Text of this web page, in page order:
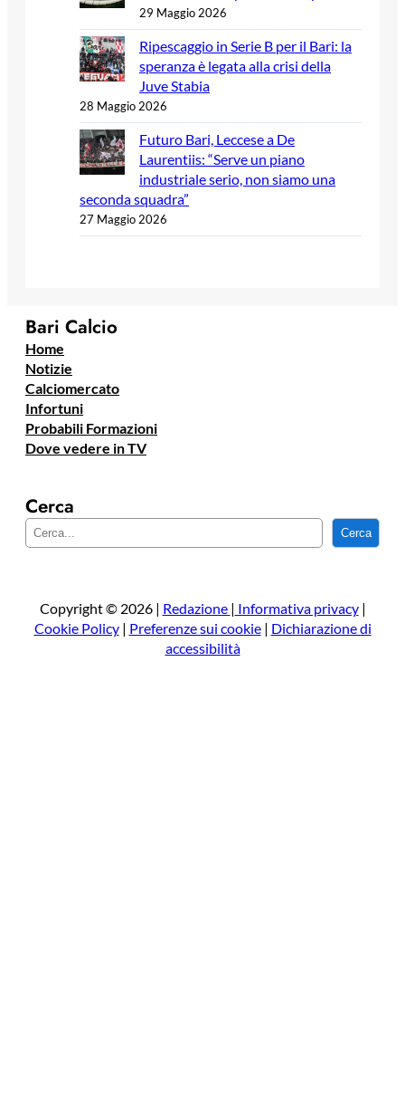
29 Maggio 2026
Ripescaggio in Serie B per il Bari: la
speranza è legata alla crisi della
Juve Stabia
28 Maggio 2026
Futuro Bari, Leccese a De
Laurentiis: “Serve un piano
industriale serio, non siamo una
seconda squadra”
27 Maggio 2026
Bari Calcio
Home
Notizie
Calciomercato
Infortuni
Probabili Formazioni
Dove vedere in TV
Cerca
e
a
Cerca
Copyright © 2026 | Redazione | Informativa privacy|
Cookie Policy| Preferenze sui cookie| Dichiarazione di
accessibilità